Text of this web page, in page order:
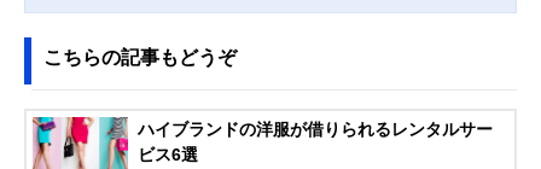
こちらの記事もどうぞ
ハイブランドの洋服が借りられるレンタルサー
ビス6選